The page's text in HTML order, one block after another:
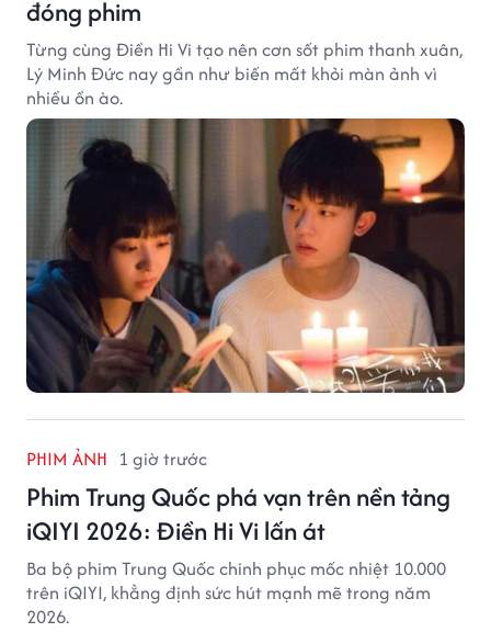
đóng phim
Từng cùng Điền Hi Vi tạo nên cơn sốt phim thanh xuân,
Lý Minh Đức nay gần như biến mất khỏi màn ảnh vì
nhiều ồn ào.
PHIM ẢNH 1 giờ trước
Phim Trung Quốc phá vạn trên nền tảng
iQIYI 2026: Điền Hi Vi lấn át
Ba bộ phim Trung Quốc chinh phục mốc nhiệt 10.000
trên iQIYI, khẳng định sức hút mạnh mẽ trong năm
2026.